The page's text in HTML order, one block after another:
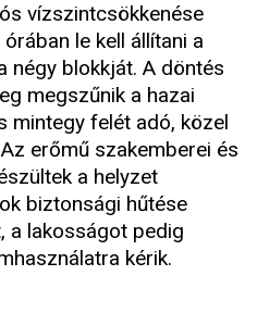
vízszintcsökkenése
le kell állítani a
négy blokkját. A döntés
megszűnik a hazai
mintegy felét adó, közel
erőmű szakemberei és
a helyzet
biztonsági hűtése
a lakosságot pedig
kérik.